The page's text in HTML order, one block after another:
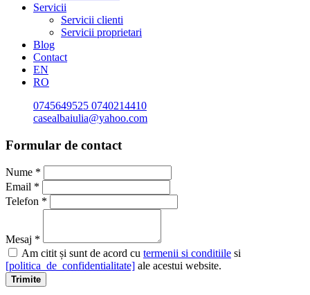
Servicii
Servicii clienti
Servicii proprietari
Blog
Contact
EN
RO
0745649525 0740214410
casealbaiulia@yahoo.com
Formular de contact
Nume *
Email *
Telefon *
Mesaj *
Am citit și sunt de acord cu termenii si conditiile si
[politica_de_confidentialitate] ale acestui website.
Trimite